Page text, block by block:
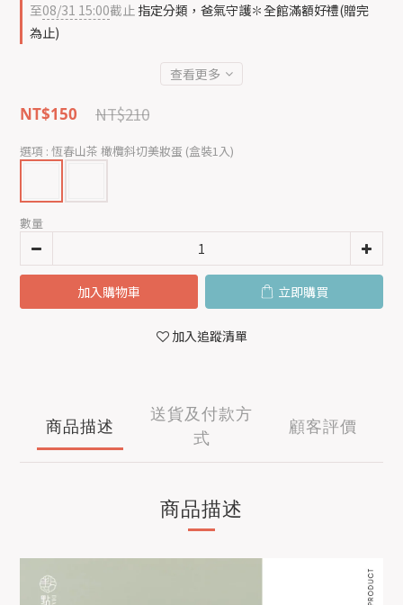
至08/31 15:00截止 指定分類，爸氣守護✽全館滿額好禮(贈完
為止)
查看更多
NT$210
NT$150
選項 : 恆春山茶 橄欖斜切美妝蛋 (盒裝1入)
數量
加入購物車 立即購買
加入追蹤清單
商品描述
送貨及付款方
式
顧客評價
商品描述